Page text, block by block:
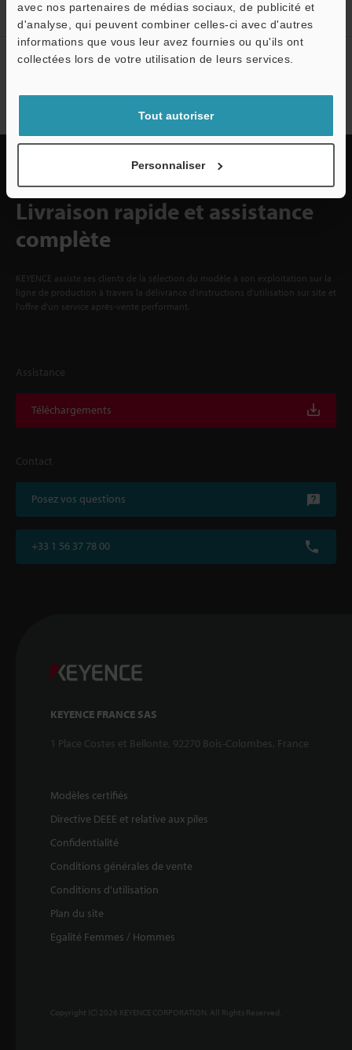
avec nos partenaires de médias sociaux, de publicité et
d'analyse, qui peuvent combiner celles-ci avec d'autres
informations que vous leur avez fournies ou qu'ils ont
collectées lors de votre utilisation de leurs services.
Tout autoriser
Personnaliser
Abonnement à la lettre
Livraison rapide et assistance
complète
KEYENCE assiste ses clients de la sélection du modèle à son exploitation sur la
ligne de production à travers la délivrance d'instructions d'utilisation sur site et
l'offre d'un service après-vente performant.
Assistance
Téléchargements
Contact
Posez vos questions
+33 1 56 37 78 00
KEYENCE FRANCE SAS
1 Place Costes et Bellonte, 92270 Bois-Colombes, France
Modèles certifiés
Directive DEEE et relative aux piles
Confidentialité
Conditions générales de vente
Conditions d'utilisation
Plan du site
Egalité Femmes / Hommes
Copyright (C) 2026 KEYENCE CORPORATION. All Rights Reserved.